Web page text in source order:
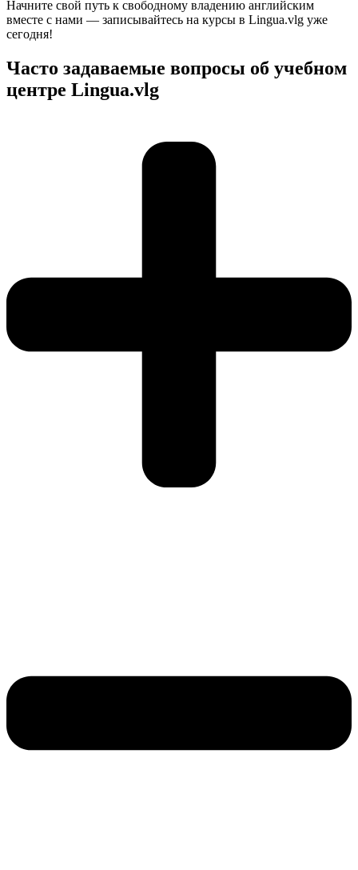
Начните свой путь к свободному владению английским
вместе с нами — записывайтесь на курсы в Lingua.vlg уже
сегодня!
Часто задаваемые вопросы об учебном
центре Lingua.vlg